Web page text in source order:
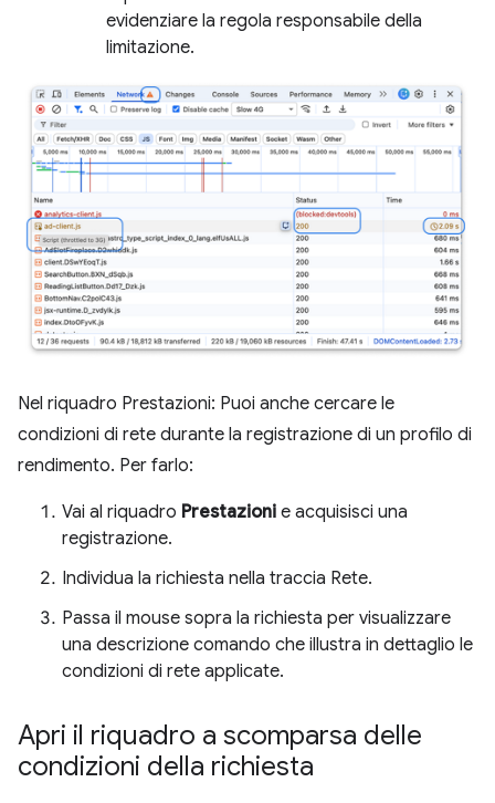
evidenziare la regola responsabile della
limitazione.
Nel riquadro Prestazioni: Puoi anche cercare le
condizioni di rete durante la registrazione di un profilo di
rendimento. Per farlo:
Vai al riquadro Prestazioni e acquisisci una
registrazione.
Individua la richiesta nella traccia Rete.
Passa il mouse sopra la richiesta per visualizzare
una descrizione comando che illustra in dettaglio le
condizioni di rete applicate.
Apri il riquadro a scomparsa delle
condizioni della richiesta